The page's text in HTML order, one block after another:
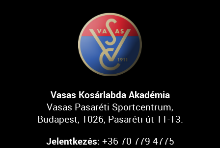
Vasas Kosárlabda Akadémia
Vasas Pasaréti Sportcentrum,
Budapest, 1026, Pasaréti út 11-13.
Jelentkezés: +36 70 779 4775